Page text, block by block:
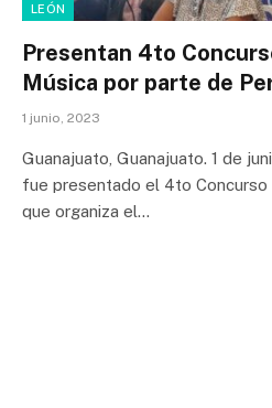
LEÓN
Presentan 4to
Música por parte de
1 junio, 2023
Guanajuato, Guanajuato. 1 de
fue presentado el 4to
que organiza el…